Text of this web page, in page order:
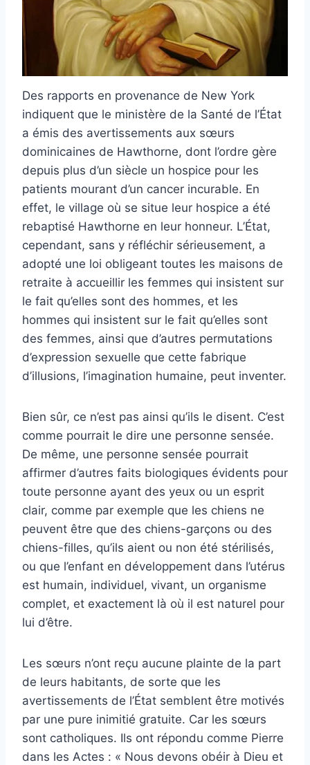
Des rapports en provenance de New York
indiquent que le ministère de la Santé de l’État
a émis des avertissements aux sœurs
dominicaines de Hawthorne, dont l’ordre gère
depuis plus d’un siècle un hospice pour les
patients mourant d’un cancer incurable. En
effet, le village où se situe leur hospice a été
rebaptisé Hawthorne en leur honneur. L’État,
cependant, sans y réfléchir sérieusement, a
adopté une loi obligeant toutes les maisons de
retraite à accueillir les femmes qui insistent sur
le fait qu’elles sont des hommes, et les
hommes qui insistent sur le fait qu’elles sont
des femmes, ainsi que d’autres permutations
d’expression sexuelle que cette fabrique
d’illusions, l’imagination humaine, peut inventer.
Bien sûr, ce n’est pas ainsi qu’ils le disent. C’est
comme pourrait le dire une personne sensée.
De même, une personne sensée pourrait
affirmer d’autres faits biologiques évidents pour
toute personne ayant des yeux ou un esprit
clair, comme par exemple que les chiens ne
peuvent être que des chiens-garçons ou des
chiens-filles, qu’ils aient ou non été stérilisés,
ou que l’enfant en développement dans l’utérus
est humain, individuel, vivant, un organisme
complet, et exactement là où il est naturel pour
lui d’être.
Les sœurs n’ont reçu aucune plainte de la part
de leurs habitants, de sorte que les
avertissements de l’État semblent être motivés
par une pure inimitié gratuite. Car les sœurs
sont catholiques. Ils ont répondu comme Pierre
dans les Actes : « Nous devons obéir à Dieu et